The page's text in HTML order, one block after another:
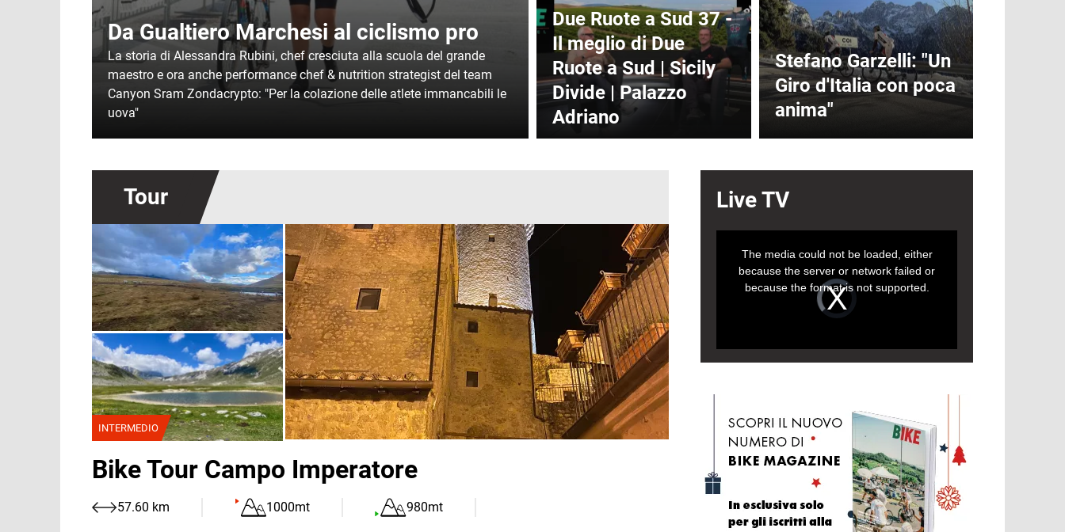
Da Gualtiero Marchesi al ciclismo pro
La storia di Alessandra Rubini, chef cresciuta alla scuola del grande
maestro e ora anche performance chef & nutrition strategist del team
Canyon Sram Zondacrypto: "Per la colazione delle atlete immancabili le
uova"
Due Ruote a Sud 37 -
Il meglio di Due
Ruote a Sud | Sicily
Divide | Palazzo
Adriano
Stefano Garzelli: "Un
Giro d'Italia con poca
anima"
Tour
Immagine Immagine
Immagine
INTERMEDIO
Bike Tour Campo Imperatore
57.60 km 1000mt 980mt
Live TV